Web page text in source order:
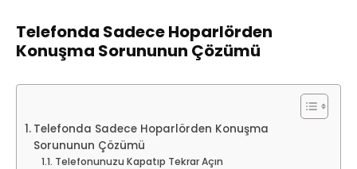
Telefonda Sadece Hoparlörden
Konuşma Sorununun Çözümü
Telefonda Sadece Hoparlörden Konuşma
Sorununun Çözümü
Telefonunuzu Kapatıp Tekrar Açın